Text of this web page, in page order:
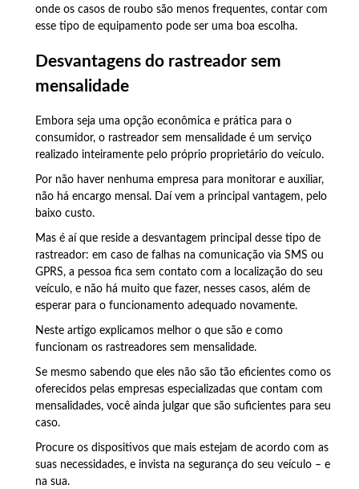
onde os casos de roubo são menos frequentes, contar com
esse tipo de equipamento pode ser uma boa escolha.
Desvantagens do rastreador sem
mensalidade
Embora seja uma opção econômica e prática para o
consumidor, o rastreador sem mensalidade é um serviço
realizado inteiramente pelo próprio proprietário do veículo.
Por não haver nenhuma empresa para monitorar e auxiliar,
não há encargo mensal. Daí vem a principal vantagem, pelo
baixo custo.
Mas é aí que reside a desvantagem principal desse tipo de
rastreador: em caso de falhas na comunicação via SMS ou
GPRS, a pessoa fica sem contato com a localização do seu
veículo, e não há muito que fazer, nesses casos, além de
esperar para o funcionamento adequado novamente.
Neste artigo explicamos melhor o que são e como
funcionam os rastreadores sem mensalidade.
Se mesmo sabendo que eles não são tão eficientes como os
oferecidos pelas empresas especializadas que contam com
mensalidades, você ainda julgar que são suficientes para seu
caso.
Procure os dispositivos que mais estejam de acordo com as
suas necessidades, e invista na segurança do seu veículo – e
na sua.